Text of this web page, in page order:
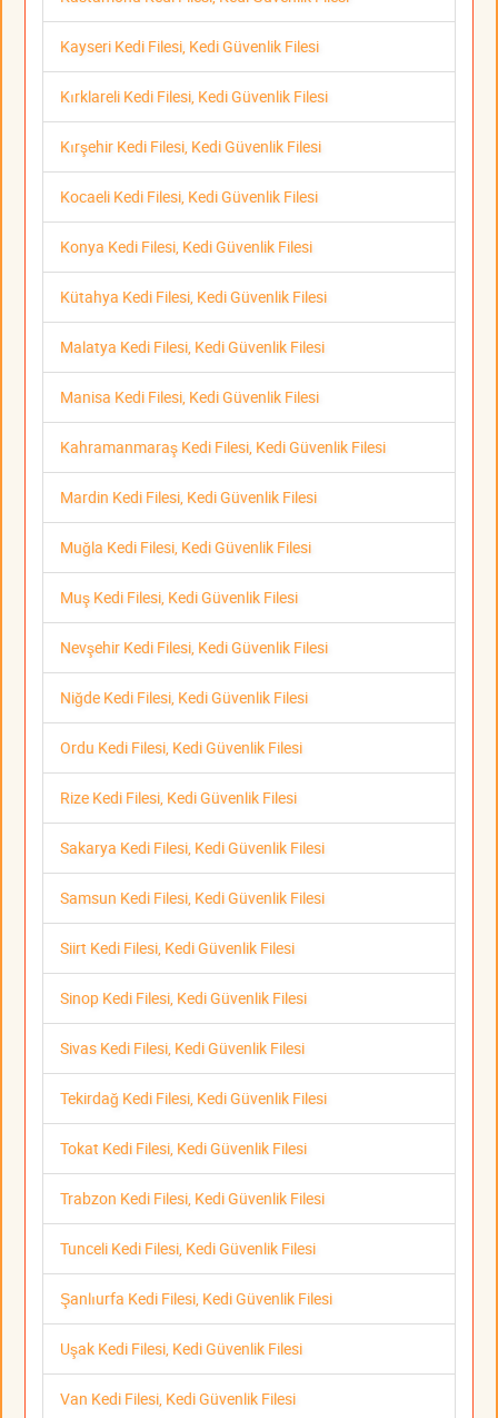
Kayseri Kedi Filesi, Kedi Güvenlik Filesi
Kırklareli Kedi Filesi, Kedi Güvenlik Filesi
Kırşehir Kedi Filesi, Kedi Güvenlik Filesi
Kocaeli Kedi Filesi, Kedi Güvenlik Filesi
Konya Kedi Filesi, Kedi Güvenlik Filesi
Kütahya Kedi Filesi, Kedi Güvenlik Filesi
Malatya Kedi Filesi, Kedi Güvenlik Filesi
Manisa Kedi Filesi, Kedi Güvenlik Filesi
Kahramanmaraş Kedi Filesi, Kedi Güvenlik Filesi
Mardin Kedi Filesi, Kedi Güvenlik Filesi
Muğla Kedi Filesi, Kedi Güvenlik Filesi
Muş Kedi Filesi, Kedi Güvenlik Filesi
Nevşehir Kedi Filesi, Kedi Güvenlik Filesi
Niğde Kedi Filesi, Kedi Güvenlik Filesi
Ordu Kedi Filesi, Kedi Güvenlik Filesi
Rize Kedi Filesi, Kedi Güvenlik Filesi
Sakarya Kedi Filesi, Kedi Güvenlik Filesi
Samsun Kedi Filesi, Kedi Güvenlik Filesi
Siirt Kedi Filesi, Kedi Güvenlik Filesi
Sinop Kedi Filesi, Kedi Güvenlik Filesi
Sivas Kedi Filesi, Kedi Güvenlik Filesi
Tekirdağ Kedi Filesi, Kedi Güvenlik Filesi
Tokat Kedi Filesi, Kedi Güvenlik Filesi
Trabzon Kedi Filesi, Kedi Güvenlik Filesi
Tunceli Kedi Filesi, Kedi Güvenlik Filesi
Şanlıurfa Kedi Filesi, Kedi Güvenlik Filesi
Uşak Kedi Filesi, Kedi Güvenlik Filesi
Van Kedi Filesi, Kedi Güvenlik Filesi